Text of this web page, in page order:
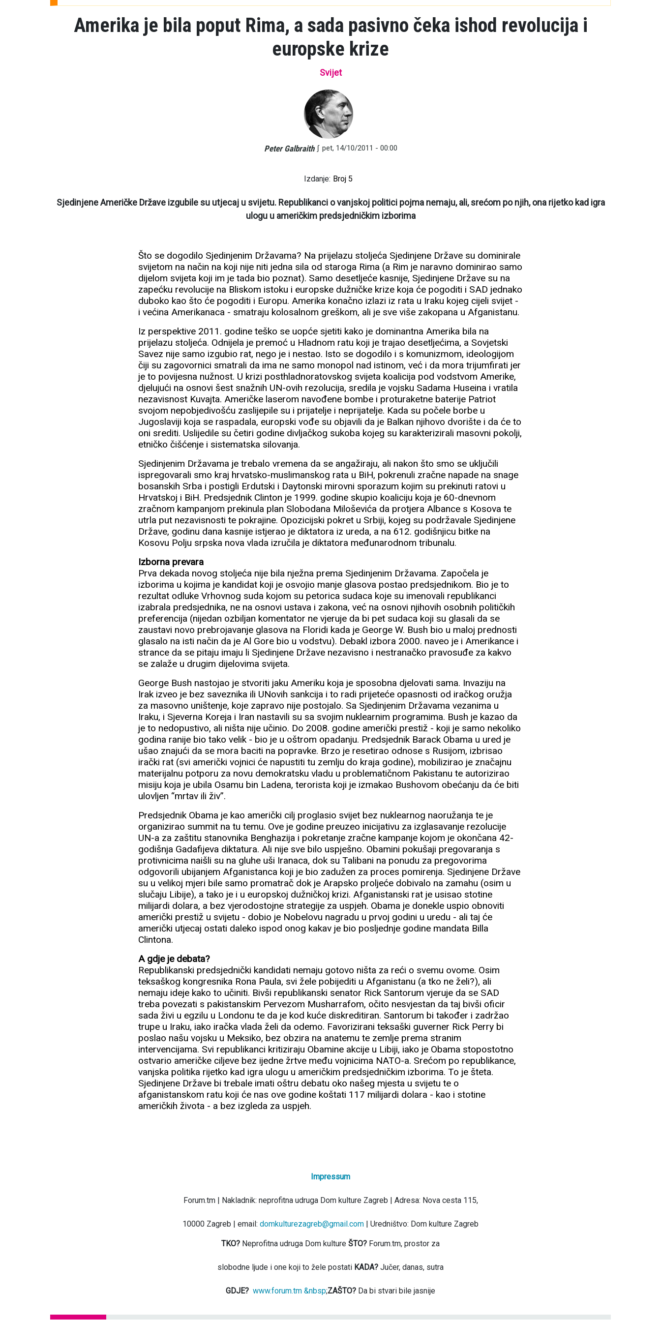
Amerika je bila poput Rima, a sada pasivno čeka ishod revolucija i
europske krize
Svijet
Peter Galbraith ∫ pet, 14/10/2011 - 00:00
Izdanje: Broj 5
Sjedinjene Američke Države izgubile su utjecaj u svijetu. Republikanci o vanjskoj politici pojma nemaju, ali, srećom po njih, ona rijetko kad igra
ulogu u američkim predsjedničkim izborima
Što se dogodilo Sjedinjenim Državama? Na prijelazu stoljeća Sjedinjene Države su dominirale
svijetom na način na koji nije niti jedna sila od staroga Rima (a Rim je naravno dominirao samo
dijelom svijeta koji im je tada bio poznat). Samo desetljeće kasnije, Sjedinjene Države su na
zapećku revolucije na Bliskom istoku i europske dužničke krize koja će pogoditi i SAD jednako
duboko kao što će pogoditi i Europu. Amerika konačno izlazi iz rata u Iraku kojeg cijeli svijet -
i većina Amerikanaca - smatraju kolosalnom greškom, ali je sve više zakopana u Afganistanu.
Iz perspektive 2011. godine teško se uopće sjetiti kako je dominantna Amerika bila na
prijelazu stoljeća. Odnijela je premoć u Hladnom ratu koji je trajao desetljećima, a Sovjetski
Savez nije samo izgubio rat, nego je i nestao. Isto se dogodilo i s komunizmom, ideologijom
čiji su zagovornici smatrali da ima ne samo monopol nad istinom, već i da mora trijumfirati jer
je to povijesna nužnost. U krizi posthladnoratovskog svijeta koalicija pod vodstvom Amerike,
djelujući na osnovi šest snažnih UN-ovih rezolucija, sredila je vojsku Sadama Huseina i vratila
nezavisnost Kuvajta. Američke laserom navođene bombe i proturaketne baterije Patriot
svojom nepobjedivošću zaslijepile su i prijatelje i neprijatelje. Kada su počele borbe u
Jugoslaviji koja se raspadala, europski vođe su objavili da je Balkan njihovo dvorište i da će to
oni srediti. Uslijedile su četiri godine divljačkog sukoba kojeg su karakterizirali masovni pokolji,
etničko čišćenje i sistematska silovanja.
Sjedinjenim Državama je trebalo vremena da se angažiraju, ali nakon što smo se uključili
ispregovarali smo kraj hrvatsko-muslimanskog rata u BiH, pokrenuli zračne napade na snage
bosanskih Srba i postigli Erdutski i Daytonski mirovni sporazum kojim su prekinuti ratovi u
Hrvatskoj i BiH. Predsjednik Clinton je 1999. godine skupio koaliciju koja je 60-dnevnom
zračnom kampanjom prekinula plan Slobodana Miloševića da protjera Albance s Kosova te
utrla put nezavisnosti te pokrajine. Opozicijski pokret u Srbiji, kojeg su podržavale Sjedinjene
Države, godinu dana kasnije istjerao je diktatora iz ureda, a na 612. godišnjicu bitke na
Kosovu Polju srpska nova vlada izručila je diktatora međunarodnom tribunalu.
Izborna prevara
Prva dekada novog stoljeća nije bila nježna prema Sjedinjenim Državama. Započela je
izborima u kojima je kandidat koji je osvojio manje glasova postao predsjednikom. Bio je to
rezultat odluke Vrhovnog suda kojom su petorica sudaca koje su imenovali republikanci
izabrala predsjednika, ne na osnovi ustava i zakona, već na osnovi njihovih osobnih političkih
preferencija (nijedan ozbiljan komentator ne vjeruje da bi pet sudaca koji su glasali da se
zaustavi novo prebrojavanje glasova na Floridi kada je George W. Bush bio u maloj prednosti
glasalo na isti način da je Al Gore bio u vodstvu). Debakl izbora 2000. naveo je i Amerikance i
strance da se pitaju imaju li Sjedinjene Države nezavisno i nestranačko pravosuđe za kakvo
se zalaže u drugim dijelovima svijeta.
George Bush nastojao je stvoriti jaku Ameriku koja je sposobna djelovati sama. Invaziju na
Irak izveo je bez saveznika ili UNovih sankcija i to radi prijeteće opasnosti od iračkog oružja
za masovno uništenje, koje zapravo nije postojalo. Sa Sjedinjenim Državama vezanima u
Iraku, i Sjeverna Koreja i Iran nastavili su sa svojim nuklearnim programima. Bush je kazao da
je to nedopustivo, ali ništa nije učinio. Do 2008. godine američki prestiž - koji je samo nekoliko
godina ranije bio tako velik - bio je u oštrom opadanju. Predsjednik Barack Obama u ured je
ušao znajući da se mora baciti na popravke. Brzo je resetirao odnose s Rusijom, izbrisao
irački rat (svi američki vojnici će napustiti tu zemlju do kraja godine), mobilizirao je značajnu
materijalnu potporu za novu demokratsku vladu u problematičnom Pakistanu te autorizirao
misiju koja je ubila Osamu bin Ladena, terorista koji je izmakao Bushovom obećanju da će biti
ulovljen “mrtav ili živ”.
Predsjednik Obama je kao američki cilj proglasio svijet bez nuklearnog naoružanja te je
organizirao summit na tu temu. Ove je godine preuzeo inicijativu za izglasavanje rezolucije
UN-a za zaštitu stanovnika Benghazija i pokretanje zračne kampanje kojom je okončana 42-
godišnja Gadafijeva diktatura. Ali nije sve bilo uspješno. Obamini pokušaji pregovaranja s
protivnicima naišli su na gluhe uši Iranaca, dok su Talibani na ponudu za pregovorima
odgovorili ubijanjem Afganistanca koji je bio zadužen za proces pomirenja. Sjedinjene Države
su u velikoj mjeri bile samo promatrač dok je Arapsko proljeće dobivalo na zamahu (osim u
slučaju Libije), a tako je i u europskoj dužničkoj krizi. Afganistanski rat je usisao stotine
milijardi dolara, a bez vjerodostojne strategije za uspjeh. Obama je donekle uspio obnoviti
američki prestiž u svijetu - dobio je Nobelovu nagradu u prvoj godini u uredu - ali taj će
američki utjecaj ostati daleko ispod onog kakav je bio posljednje godine mandata Billa
Clintona.
A gdje je debata?
Republikanski predsjednički kandidati nemaju gotovo ništa za reći o svemu ovome. Osim
teksaškog kongresnika Rona Paula, svi žele pobijediti u Afganistanu (a tko ne želi?), ali
nemaju ideje kako to učiniti. Bivši republikanski senator Rick Santorum vjeruje da se SAD
treba povezati s pakistanskim Pervezom Musharrafom, očito nesvjestan da taj bivši oficir
sada živi u egzilu u Londonu te da je kod kuće diskreditiran. Santorum bi također i zadržao
trupe u Iraku, iako iračka vlada želi da odemo. Favorizirani teksaški guverner Rick Perry bi
poslao našu vojsku u Meksiko, bez obzira na anatemu te zemlje prema stranim
intervencijama. Svi republikanci kritiziraju Obamine akcije u Libiji, iako je Obama stopostotno
ostvario američke ciljeve bez ijedne žrtve među vojnicima NATO-a. Srećom po republikance,
vanjska politika rijetko kad igra ulogu u američkim predsjedničkim izborima. To je šteta.
Sjedinjene Države bi trebale imati oštru debatu oko našeg mjesta u svijetu te o
afganistanskom ratu koji će nas ove godine koštati 117 milijardi dolara - kao i stotine
američkih života - a bez izgleda za uspjeh.
Impressum
Forum.tm | Nakladnik: neprofitna udruga Dom kulture Zagreb | Adresa: Nova cesta 115,
10000 Zagreb | email: domkulturezagreb@gmail.com | Uredništvo: Dom kulture Zagreb
TKO? Neprofitna udruga Dom kulture ŠTO? Forum.tm, prostor za
slobodne ljude i one koji to žele postati KADA? Jučer, danas, sutra
GDJE? www.forum.tm &nbsp;ZAŠTO? Da bi stvari bile jasnije